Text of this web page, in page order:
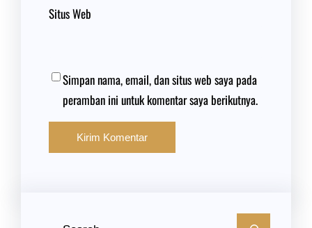
Situs Web
Simpan nama, email, dan situs web saya pada
peramban ini untuk komentar saya berikutnya.